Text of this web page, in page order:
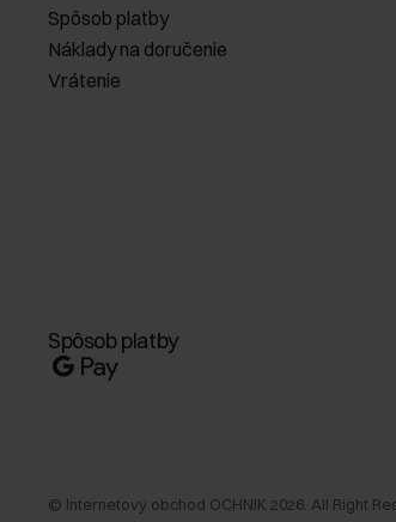
Spôsob platby
Náklady na doručenie
Vrátenie
Spôsob platby
© Internetový obchod OCHNIK 2026 . All Right